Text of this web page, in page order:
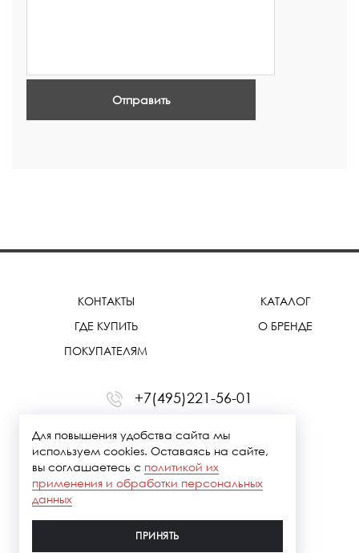
Отправить
КОНТАКТЫ
ГДЕ КУПИТЬ
ПОКУПАТЕЛЯМ
КАТАЛОГ
О БРЕНДЕ
+7(495)221-56-01
office@treemmerussia.ru
Для повышения удобства сайта мы
используем cookies. Оставаясь на сайте,
вы соглашаетесь с политикой их
применения и обработки персональных
данных
ПРИНЯТЬ